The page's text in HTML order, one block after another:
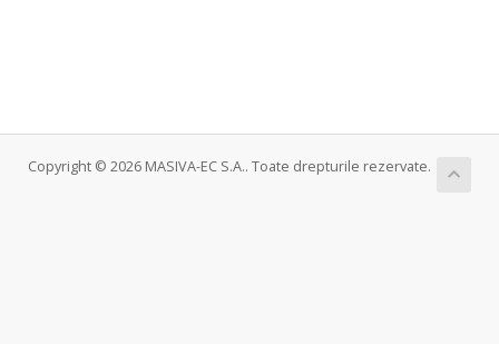
Copyright © 2026 MASIVA-EC S.A.. Toate drepturile rezervate.